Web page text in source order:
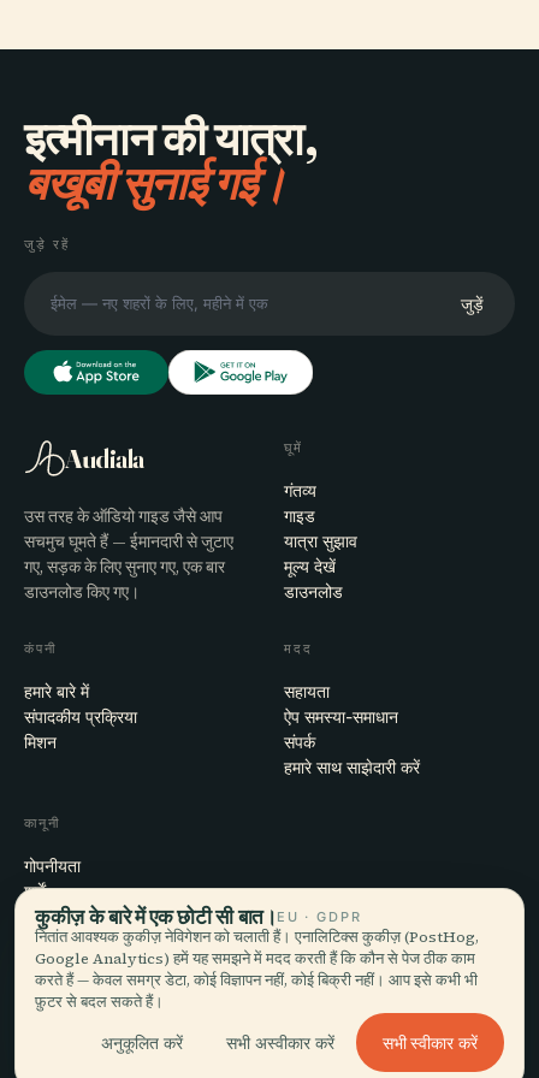
इत्मीनान की यात्रा,
बखूबी सुनाई गई।
जुड़े रहें
जुड़ें
Audiala
उस तरह के ऑडियो गाइड जैसे आप
सचमुच घूमते हैं — ईमानदारी से जुटाए
गए, सड़क के लिए सुनाए गए, एक बार
डाउनलोड किए गए।
घूमें
गंतव्य
गाइड
यात्रा सुझाव
मूल्य देखें
डाउनलोड
कंपनी
हमारे बारे में
संपादकीय प्रक्रिया
मिशन
मदद
सहायता
ऐप समस्या-समाधान
संपर्क
हमारे साथ साझेदारी करें
कानूनी
गोपनीयता
शर्तें
कुकी सेटिंग्स
खाता हटाएँ
© 2026 Audiala · मोर्ज, स्विट्ज़रलैंड में बना, सफ़र पर और बादलों में
iOS · Android · Web
EN · FR · DE · ES · IT · PT · JA · ZH · HI · RU · CS · AR
कुकीज़ के बारे में एक छोटी सी बात। EU · GDPR
नितांत आवश्यक कुकीज़ नेविगेशन को चलाती हैं। एनालिटिक्स कुकीज़ (PostHog,
Google Analytics) हमें यह समझने में मदद करती हैं कि कौन से पेज ठीक काम
करते हैं — केवल समग्र डेटा, कोई विज्ञापन नहीं, कोई बिक्री नहीं। आप इसे कभी भी
फ़ुटर से बदल सकते हैं।
अनुकूलित करें सभी अस्वीकार करें सभी स्वीकार करें